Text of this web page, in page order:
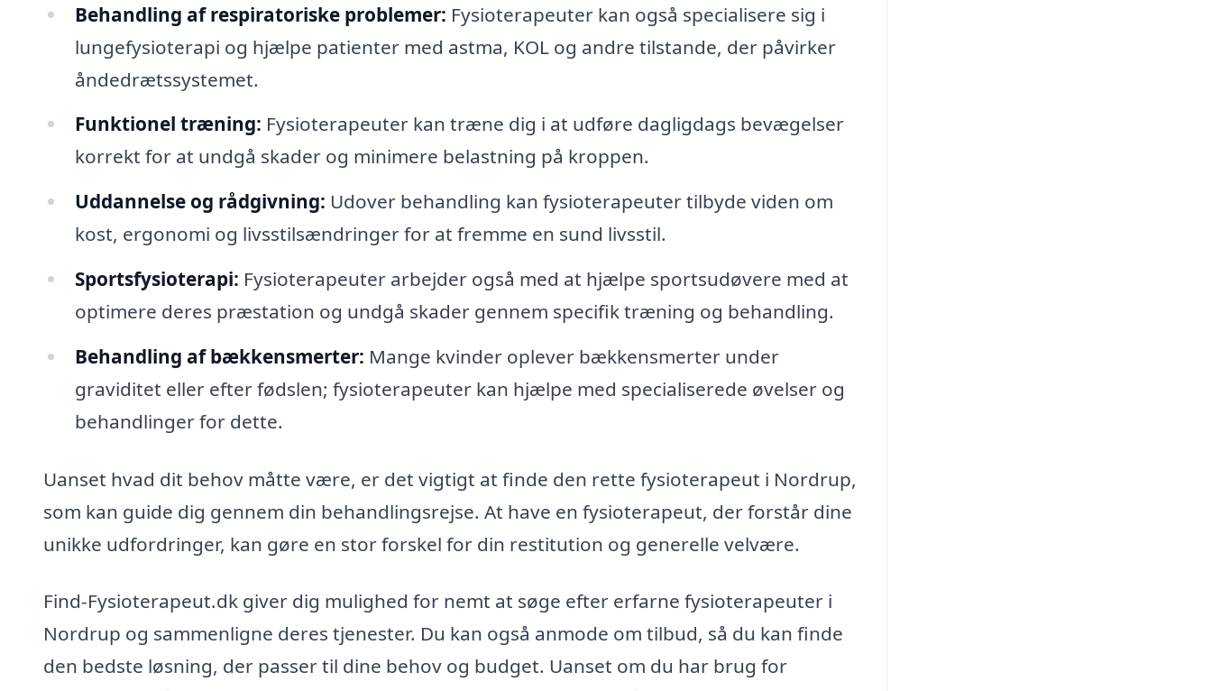
Behandling af respiratoriske problemer: Fysioterapeuter kan også specialisere sig i
lungefysioterapi og hjælpe patienter med astma, KOL og andre tilstande, der påvirker
åndedrætssystemet.
Funktionel træning: Fysioterapeuter kan træne dig i at udføre dagligdags bevægelser
korrekt for at undgå skader og minimere belastning på kroppen.
Uddannelse og rådgivning: Udover behandling kan fysioterapeuter tilbyde viden om
kost, ergonomi og livsstilsændringer for at fremme en sund livsstil.
Sportsfysioterapi: Fysioterapeuter arbejder også med at hjælpe sportsudøvere med at
optimere deres præstation og undgå skader gennem specifik træning og behandling.
Behandling af bækkensmerter: Mange kvinder oplever bækkensmerter under
graviditet eller efter fødslen; fysioterapeuter kan hjælpe med specialiserede øvelser og
behandlinger for dette.
Uanset hvad dit behov måtte være, er det vigtigt at finde den rette fysioterapeut i Nordrup,
som kan guide dig gennem din behandlingsrejse. At have en fysioterapeut, der forstår dine
unikke udfordringer, kan gøre en stor forskel for din restitution og generelle velvære.
Find-Fysioterapeut.dk giver dig mulighed for nemt at søge efter erfarne fysioterapeuter i
Nordrup og sammenligne deres tjenester. Du kan også anmode om tilbud, så du kan finde
den bedste løsning, der passer til dine behov og budget. Uanset om du har brug for